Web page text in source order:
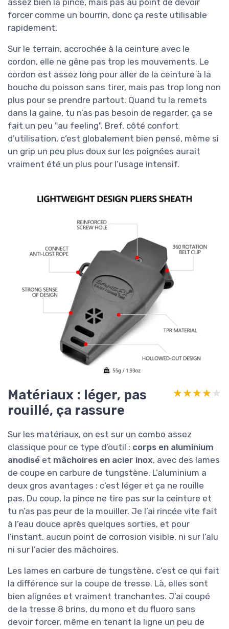
forcer comme un bourrin, donc ça reste utilisable
rapidement.
Sur le terrain, accrochée à la ceinture avec le
cordon, elle ne gêne pas trop les mouvements. Le
cordon est assez long pour aller de la ceinture à la
bouche du poisson sans tirer, mais pas trop long non
plus pour se prendre partout. Quand tu la remets
dans la gaine, tu n’as pas besoin de regarder, ça se
fait un peu "au feeling". Bref, côté confort
d’utilisation, c’est globalement bien pensé, même si
un grip un peu plus doux sur les poignées aurait
vraiment été un plus pour l’usage intensif.
Matériaux : léger, pas
rouillé, ça rassure
★★★★★
★★★★★
Sur les matériaux, on est sur un combo assez
classique pour ce type d’outil : corps en aluminium
anodisé et mâchoires en acier inox, avec des lames
de coupe en carbure de tungstène. L’aluminium a
deux gros avantages : c’est léger et ça ne rouille
pas. Du coup, la pince ne tire pas sur la ceinture et
tu n’as pas peur de la mouiller. Je l’ai rincée vite fait
à l’eau douce après quelques sorties, et pour
l’instant, aucun point de corrosion visible, ni sur l’alu
ni sur l’acier des mâchoires.
Les lames en carbure de tungstène, c’est ce qui fait
la différence sur la coupe de tresse. Là, elles sont
bien alignées et vraiment tranchantes. J’ai coupé
de la tresse 8 brins, du mono et du fluoro sans
devoir forcer, même en tenant la ligne un peu de